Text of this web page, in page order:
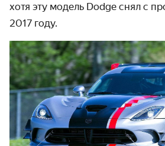
хотя эту модель Dodge снял с
2017 году.